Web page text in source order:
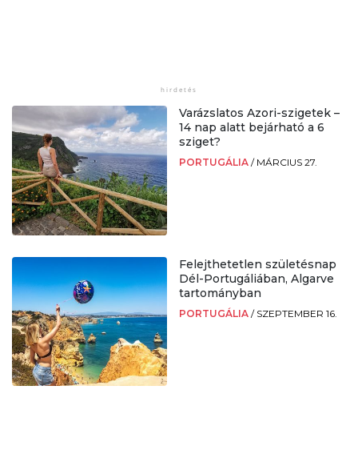
Varázslatos Azori-szigetek –
14 nap alatt bejárható a 6
sziget?
PORTUGÁLIA / MÁRCIUS 27.
Felejthetetlen születésnap
Dél-Portugáliában, Algarve
tartományban
PORTUGÁLIA / SZEPTEMBER 16.